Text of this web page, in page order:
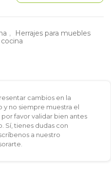
,
Herrajes para muebles
cambios en la
y no siempre muestra el
favor validar bien antes
Sí, tienes dudas con
a nuestro